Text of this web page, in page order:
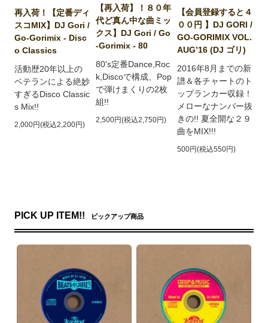
再入荷！【定番ディ
スコMIX】DJ Gori /
Go-Gorimix - Disc
o Classics
活動歴20年以上の
ベテランによる絶妙
すぎるDisco Classic
s Mix!!
2,000円(税込2,200円)
【再入荷】！８０年
代ど真ん中な曲ミッ
クス】DJ Gori / Go
-Gorimix - 80
80's定番Dance,Roc
k,Discoで構成、Pop
で弾けまくりの2枚
組!!
2,500円(税込2,750円)
【会員登録すると４
００円 】DJ GORI /
GO-GORIMIX VOL.
AUG’16 (DJ ゴリ)
2016年8月までの新
譜＆各チャートのト
ップランカー収録！
メローなナンバー抜
きの!! 夏全開な２９
曲をMIX!!!
500円(税込550円)
PICK UP ITEM!! ピックアップ商品